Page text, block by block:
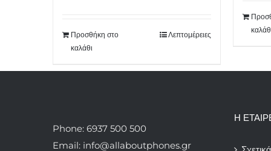
Προσθήκη στο
καλάθι
Λεπτομέρειες
Phone: 6937 500 500
Email: info@allaboutphones.gr
Η